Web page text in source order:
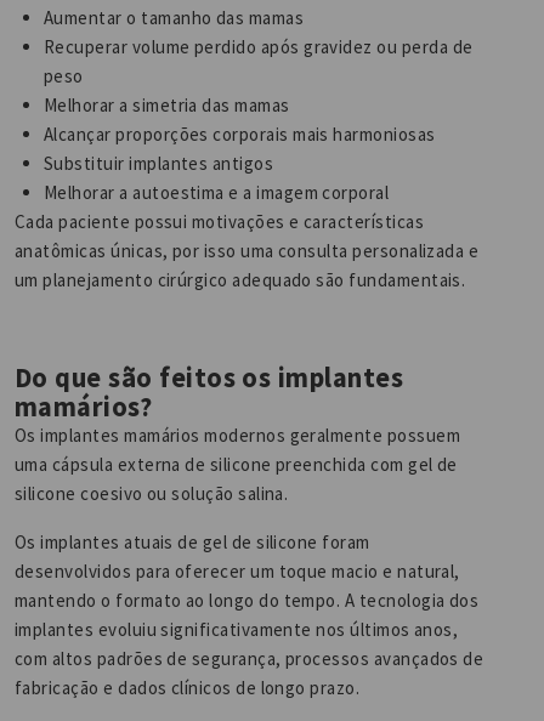
Aumentar o tamanho das mamas
Recuperar volume perdido após gravidez ou perda de
peso
Melhorar a simetria das mamas
Alcançar proporções corporais mais harmoniosas
Substituir implantes antigos
Melhorar a autoestima e a imagem corporal
Cada paciente possui motivações e características
anatômicas únicas, por isso uma consulta personalizada e
um planejamento cirúrgico adequado são fundamentais.
Do que são feitos os implantes
mamários?
Os implantes mamários modernos geralmente possuem
uma cápsula externa de silicone preenchida com gel de
silicone coesivo ou solução salina.
Os implantes atuais de gel de silicone foram
desenvolvidos para oferecer um toque macio e natural,
mantendo o formato ao longo do tempo. A tecnologia dos
implantes evoluiu significativamente nos últimos anos,
com altos padrões de segurança, processos avançados de
fabricação e dados clínicos de longo prazo.